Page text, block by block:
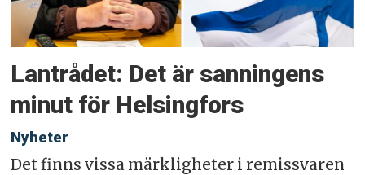
Lantrådet: Det är sanningens
minut för Helsingfors
Nyheter
Det finns vissa märkligheter i remissvaren